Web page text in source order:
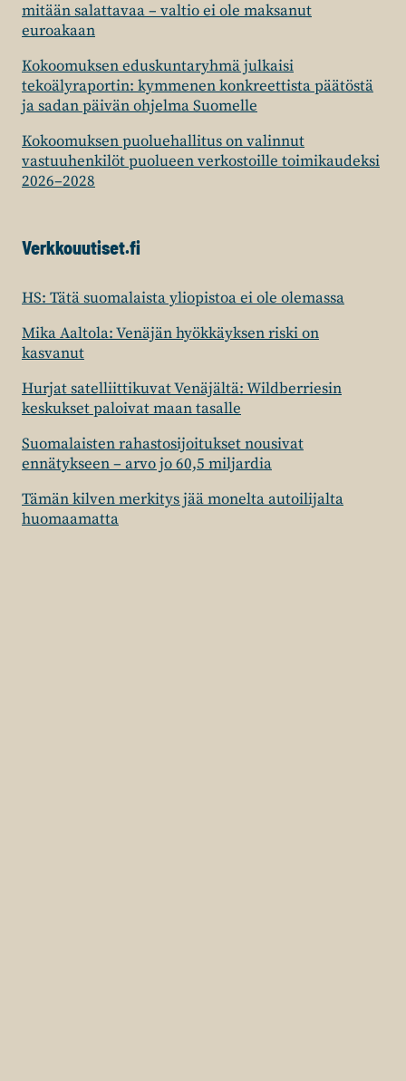
mitään salattavaa – valtio ei ole maksanut
euroakaan
Kokoomuksen eduskuntaryhmä julkaisi
tekoälyraportin: kymmenen konkreettista päätöstä
ja sadan päivän ohjelma Suomelle
Kokoomuksen puoluehallitus on valinnut
vastuuhenkilöt puolueen verkostoille toimikaudeksi
2026–2028
Verkkouutiset.fi
HS: Tätä suomalaista yliopistoa ei ole olemassa
Mika Aaltola: Venäjän hyökkäyksen riski on
kasvanut
Hurjat satelliittikuvat Venäjältä: Wildberriesin
keskukset paloivat maan tasalle
Suomalaisten rahastosijoitukset nousivat
ennätykseen – arvo jo 60,5 miljardia
Tämän kilven merkitys jää monelta autoilijalta
huomaamatta